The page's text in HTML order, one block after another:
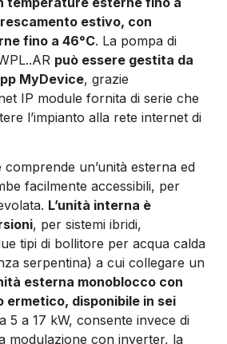
estivo, con
fino a 46°C. La pompa di
può essere gestita da
MyDevice, grazie
IP module fornita di serie che
l’impianto alla rete internet di
un’unità esterna ed
facilmente accessibili, per
L’unità interna è
, per sistemi ibridi,
tipi di bollitore per acqua calda
serpentina) a cui collegare un
esterna monoblocco con
disponibile in sei
5 a 17 kW, consente invece di
modulazione con inverter, la